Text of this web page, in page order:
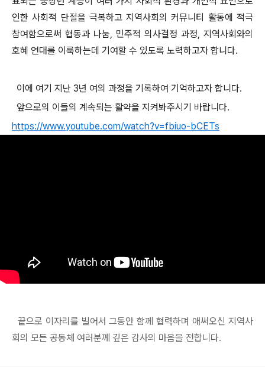
인한 사회적 단절을 극복하고 지역사회의 커뮤니티 활동에 적극
참여함으로써 협동과 나눔, 민주적 의사결정 과정, 지역사회와의
호혜 연대를 이룩하는데 기여할 수 있도록 노력하고자 합니다.
이에 여기 지난 3년 여의 과정을 기록하여 기억하고자 합니다.
앞으로의 이들의 계속되는 활약을 지켜봐주시기 바랍니다.
https://www.youtube.com/watch?v=fbiuo-bCETs
끝으로 이자리를 빌어서 그동안 함께 협력하며 애써오신 지역사
회의 모든 공동체 여러분께 깊은 감사의 마음을 전합니다.